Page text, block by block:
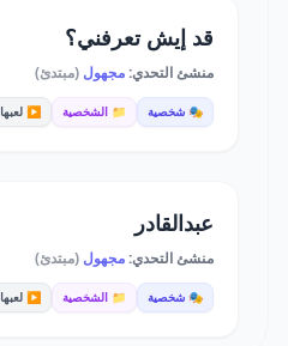
قد إيش تعرفني؟
منشئ التحدي:مجهول (مبتدئ)
🎭 شخصية 📁 الشخصية ▶️ لعبها 14,345
عبدالقادر
منشئ التحدي:مجهول (مبتدئ)
🎭 شخصية 📁 الشخصية ▶️ لعبها 1